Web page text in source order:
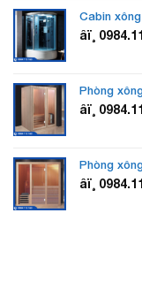
Cabin
âï¸
Phòng
âï¸
Phòng
âï¸